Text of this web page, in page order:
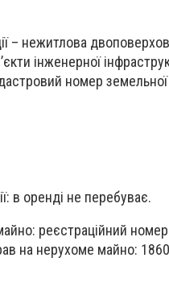
– нежитлова
інженерної
номер земельної
в оренді не перебуває.
реєстраційний номер
на нерухоме майно: